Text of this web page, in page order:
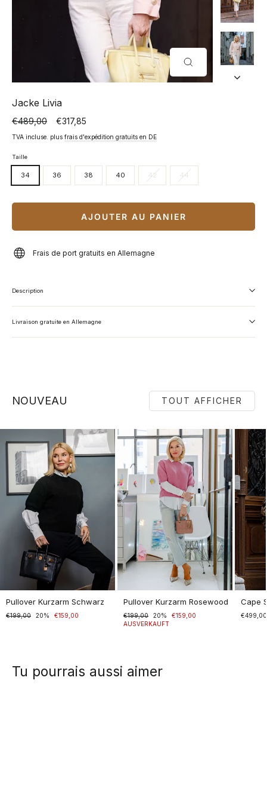
FERMER
(ESC)
Jacke Livia
Prix
normal
€489,00
Prix
spécial
€317,85
TVA incluse. plus frais d'expédition gratuits en DE
Taille
34 36 38 40 42 44
AJOUTER AU PANIER
Frais de port gratuits en Allemagne
Description
Livraison gratuite en Allemagne
NOUVEAU TOUT AFFICHER
Pullover Kurzarm Schwarz
Normaler
€199,00
Sonderpreis20% €159,00
Pullover Kurzarm Rosewood
Normaler
Preis
€199,00
Sonderpreis20%
€159,00
AUSVERKAUFT
Cape
€499,00
Tu pourrais aussi aimer